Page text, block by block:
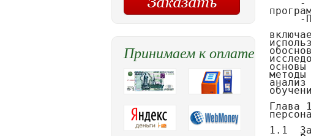
Принимаем к оплате